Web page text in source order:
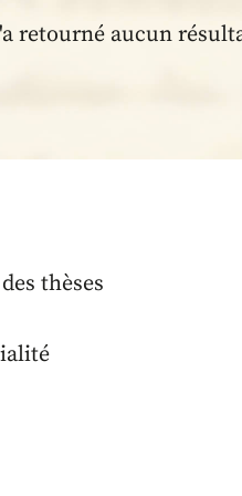
retourné aucun
thèses